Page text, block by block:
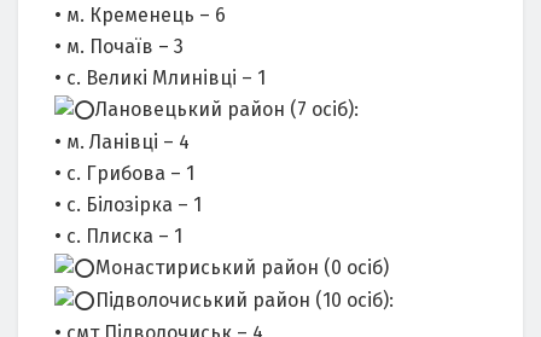
• м. Кременець – 6
• м. Почаїв – 3
• с. Великі Млинівці – 1
Лановецький район (7 осіб):
• м. Ланівці – 4
• с. Грибова – 1
• с. Білозірка – 1
• с. Плиска – 1
Монастириський район (0 осіб)
Підволочиський район (10 осіб):